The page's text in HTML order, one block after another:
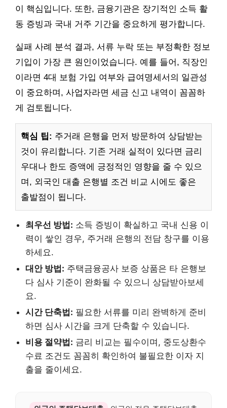
이 핵심입니다. 또한, 금융기관은 장기적인 소득 활
동 증빙과 국내 거주 기간을 중요하게 평가합니다.
실패 사례 분석 결과, 서류 누락 또는 부정확한 정보
기입이 가장 큰 원인이었습니다. 예를 들어, 직장인
이라면 4대 보험 가입 여부와 급여명세서의 일관성
이 중요하며, 사업자라면 세금 신고 내역이 꼼꼼하
게 검토됩니다.
핵심 팁: 주거래 은행을 먼저 방문하여 상담받는
것이 유리합니다. 기존 거래 실적이 있다면 금리
우대나 한도 증액에 긍정적인 영향을 줄 수 있으
며, 외국인 대출 은행별 조건 비교 시에도 좋은
출발점이 됩니다.
최우선 방법: 소득 증빙이 확실하고 국내 신용 이
력이 쌓인 경우, 주거래 은행의 전담 창구를 이용
하세요.
대안 방법: 주택금융공사 보증 상품은 타 은행보
다 심사 기준이 완화될 수 있으니 상담받아보세
요.
시간 단축법: 필요한 서류를 미리 완벽하게 준비
하면 심사 시간을 크게 단축할 수 있습니다.
비용 절약법: 금리 비교는 필수이며, 중도상환수
수료 조건도 꼼꼼히 확인하여 불필요한 이자 지
출을 줄이세요.